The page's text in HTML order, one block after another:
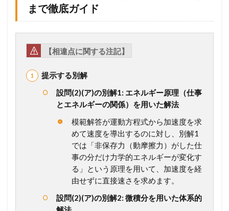
横
浜
国
【
問
別
説
算
まで徹底ガイド
【相違点に関する注記】
提示する別解
設問(2)(ア)の別解1: エネルギー原理（仕事
とエネルギーの関係）を用いた解法
模範解答が運動方程式から加速度を求
めて速度を導出するのに対し、別解1
では「非保存力（動摩擦力）がした仕
事の分だけ力学的エネルギーが変化す
る」という原理を用いて、加速度を経
由せずに直接速さを求めます。
設問(2)(ア)の別解2: 微積分を用いた体系的